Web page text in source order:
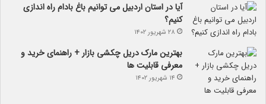
آیا در استان اردبیل می توانیم باغ بادام راه اندازی
کنیم؟
۲۸ شهریور ۱۴۰۲
بهترین مارک دریل چکشی بازار + راهنمای خرید و
معرفی قابلیت ها
۱۴ شهریور ۱۴۰۲